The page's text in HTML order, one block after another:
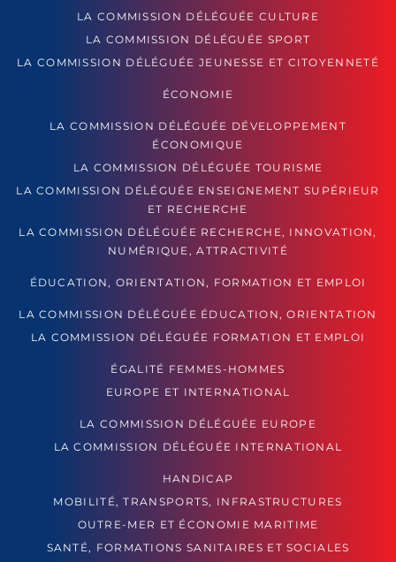
LA COMMISSION DÉLÉGUÉE CULTURE
LA COMMISSION DÉLÉGUÉE SPORT
LA COMMISSION DÉLÉGUÉE JEUNESSE ET CITOYENNETÉ
ÉCONOMIE
LA COMMISSION DÉLÉGUÉE DÉVELOPPEMENT
ÉCONOMIQUE
LA COMMISSION DÉLÉGUÉE TOURISME
LA COMMISSION DÉLÉGUÉE ENSEIGNEMENT SUPÉRIEUR
ET RECHERCHE
LA COMMISSION DÉLÉGUÉE RECHERCHE, INNOVATION,
NUMÉRIQUE, ATTRACTIVITÉ
ÉDUCATION, ORIENTATION, FORMATION ET EMPLOI
LA COMMISSION DÉLÉGUÉE ÉDUCATION, ORIENTATION
LA COMMISSION DÉLÉGUÉE FORMATION ET EMPLOI
ÉGALITÉ FEMMES-HOMMES
EUROPE ET INTERNATIONAL
LA COMMISSION DÉLÉGUÉE EUROPE
LA COMMISSION DÉLÉGUÉE INTERNATIONAL
HANDICAP
MOBILITÉ, TRANSPORTS, INFRASTRUCTURES
OUTRE-MER ET ÉCONOMIE MARITIME
SANTÉ, FORMATIONS SANITAIRES ET SOCIALES